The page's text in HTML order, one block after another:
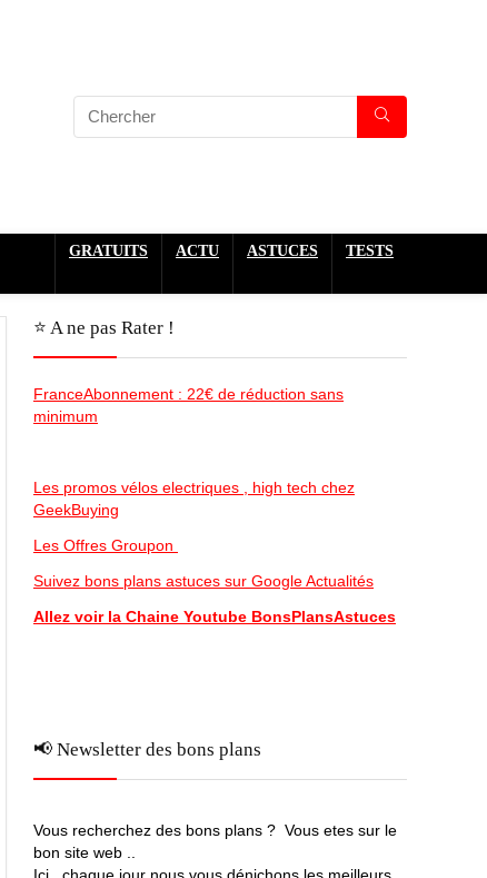
GRATUITS ACTU ASTUCES TESTS
⭐️ A ne pas Rater !
FranceAbonnement : 22€ de réduction sans
minimum
Les promos vélos electriques , high tech chez
GeekBuying
Les Offres Groupon
Suivez bons plans astuces sur Google Actualités
Allez voir la Chaine Youtube BonsPlansAstuces
📢 Newsletter des bons plans
Vous recherchez des bons plans ? Vous etes sur le
bon site web ..